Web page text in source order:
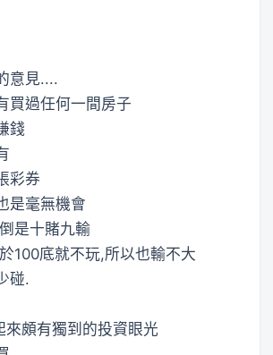
意見....
買過任何一間房子
錢
彩券
是毫無機會
是十賭九輸
100底就不玩,所以也輸不大
碰.
頗有獨到的投資眼光